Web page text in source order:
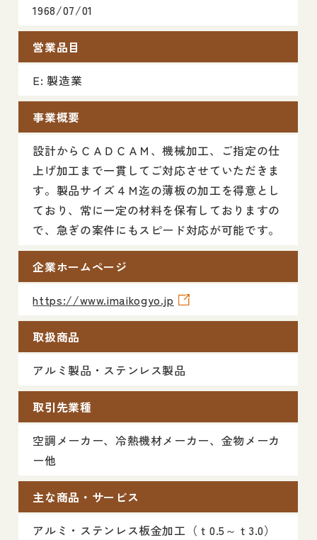
1968/07/01
営業品目
E: 製造業
事業概要
設計からＣＡＤＣＡＭ、機械加工、ご指定の仕
上げ加工まで一貫してご対応させていただきま
す。製品サイズ４Ｍ迄の薄板の加工を得意とし
ており、常に一定の材料を保有しておりますの
で、急ぎの案件にもスピード対応が可能です。
企業ホームページ
https://www.imaikogyo.jp
取扱商品
アルミ製品・ステンレス製品
取引先業種
空調メーカー、冷熱機材メーカー、金物メーカ
ー他
主な商品・サービス
アルミ・ステンレス板金加工（ｔ0.5～ｔ3.0）